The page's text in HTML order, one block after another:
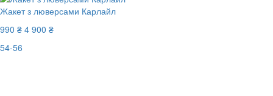
Жакет з люверсами Карлайл
990 ₴ 4 900 ₴
54-56